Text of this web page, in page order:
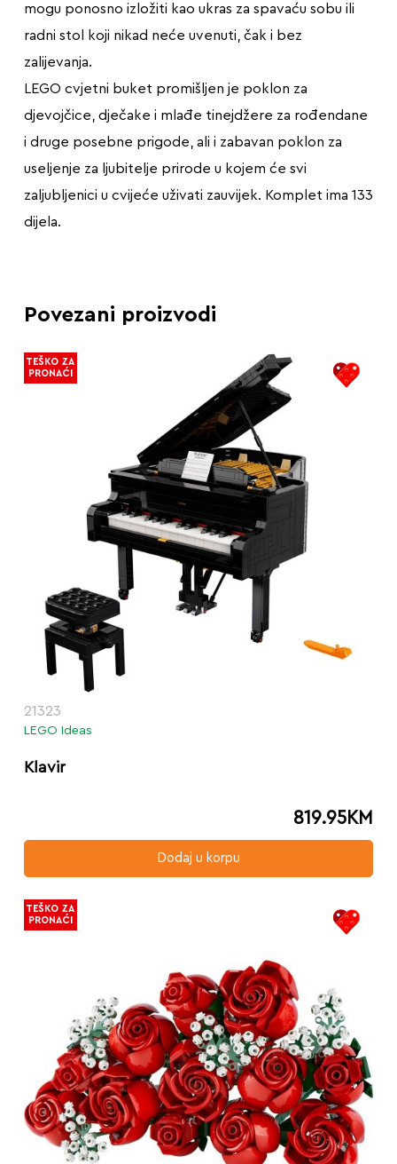
mogu ponosno izložiti kao ukras za spavaću sobu ili
radni stol koji nikad neće uvenuti, čak i bez
zalijevanja.
LEGO cvjetni buket promišljen je poklon za
djevojčice, dječake i mlađe tinejdžere za rođendane
i druge posebne prigode, ali i zabavan poklon za
useljenje za ljubitelje prirode u kojem će svi
zaljubljenici u cvijeće uživati zauvijek. Komplet ima 133
dijela.
Povezani proizvodi
21323
LEGO Ideas
Klavir
819.95KM
Dodaj u korpu
TEŠKO ZA
PRONAĆI
TEŠKO ZA
PRONAĆI